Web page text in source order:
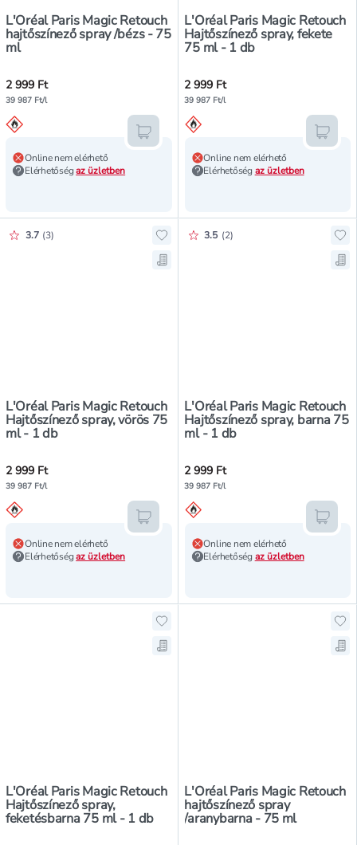
L'Oréal Paris Magic Retouch
hajtőszínező spray /bézs - 75
ml
2 999 Ft
39 987 Ft/l
Online nem elérhető
Elérhetőségaz üzletben
Kosárba teszem
L'Oréal Paris Magic Retouch
Hajtőszínező spray, fekete
75 ml - 1 db
2 999 Ft
39 987 Ft/l
Online nem elérhető
Elérhetőség az üzletben
L'Oréal Paris Magic Retouch
Hajtőszínező spray, vörös 75
ml - 1 db
Értékelés pontszáma:
3.7 (3)
Hozzáadás a kedvencekhez,
Mentés a bevásárló listára,
2 999 Ft
39 987 Ft/l
Online nem elérhető
Elérhetőségaz üzletben
Kosárba teszem
L'Oréal Paris Magic Retouch
Hajtőszínező spray, barna 75
ml - 1 db
Értékelés pontszáma:
3.5 (2)
2 999 Ft
39 987 Ft/l
Online nem elérhető
Elérhetőség az üzletben
L'Oréal Paris Magic Retouch
Hajtőszínező spray,
feketésbarna 75 ml - 1 db
Hozzáadás a kedvencekhez,
Mentés a bevásárló listára,
L'Oréal Paris Magic Retouch
hajtőszínező spray
/aranybarna - 75 ml